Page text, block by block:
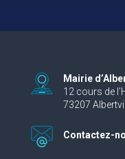
Mairie
12 cours de
73207
Contactez-